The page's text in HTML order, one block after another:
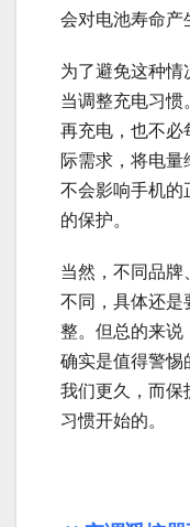
会对电池寿命产
为了避免这种情
当调整充电习惯
再充电，也不必
际需求，将电
不会影响手机的
的保护。
当然，不同品牌
不同，具体还是
整。但总的来说
确实是值得警惕
我们更久，而保
习惯开始的。